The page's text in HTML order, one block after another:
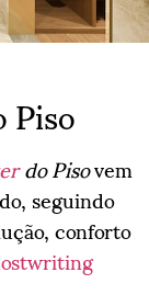
do Pisovem
seguindo
conforto